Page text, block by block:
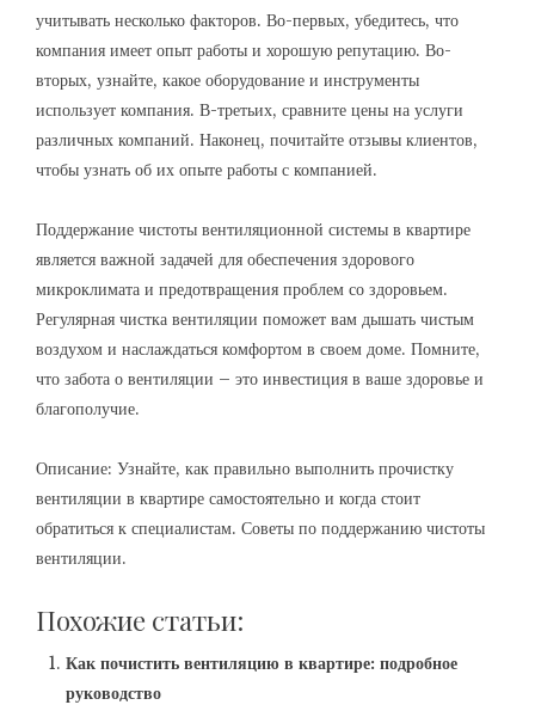
учитывать несколько факторов. Во-первых, убедитесь, что
компания имеет опыт работы и хорошую репутацию. Во-
вторых, узнайте, какое оборудование и инструменты
использует компания. В-третьих, сравните цены на услуги
различных компаний. Наконец, почитайте отзывы клиентов,
чтобы узнать об их опыте работы с компанией.
Поддержание чистоты вентиляционной системы в квартире
является важной задачей для обеспечения здорового
микроклимата и предотвращения проблем со здоровьем.
Регулярная чистка вентиляции поможет вам дышать чистым
воздухом и наслаждаться комфортом в своем доме. Помните,
что забота о вентиляции – это инвестиция в ваше здоровье и
благополучие.
Описание: Узнайте, как правильно выполнить прочистку
вентиляции в квартире самостоятельно и когда стоит
обратиться к специалистам. Советы по поддержанию чистоты
вентиляции.
Похожие статьи:
Как почистить вентиляцию в квартире: подробное
руководство